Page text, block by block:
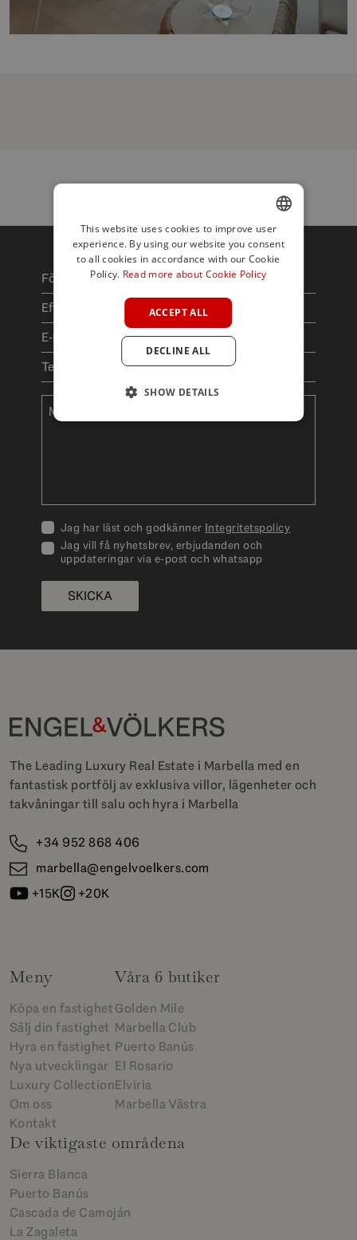
Jag har läst och godkänner Integritetspolicy
Jag vill få nyhetsbrev, erbjudanden och
uppdateringar via e-post och whatsapp
SKICKA
The Leading Luxury Real Estate i Marbella med en
fantastisk portfölj av exklusiva villor, lägenheter och
takvåningar till salu och hyra i Marbella
+34 952 868 406
marbella@engelvoelkers.com
+15K
+20K
Meny
Köpa en fastighet
Sälj din fastighet
Hyra en fastighet
Nya utvecklingar
Luxury Collection
Om oss
Kontakt
Våra 6 butiker
Golden Mile
Marbella Club
Puerto Banús
El Rosario
Elviria
Marbella Västra
De viktigaste områdena
Sierra Blanca
Puerto Banús
Cascada de Camoján
La Zagaleta
ENGLISH
SPANISH
This website uses cookies to improve user
experience. By using our website you consent
to all cookies in accordance with our Cookie
Policy. Read more about Cookie Policy
ACCEPT ALL
DECLINE ALL
SHOW DETAILS